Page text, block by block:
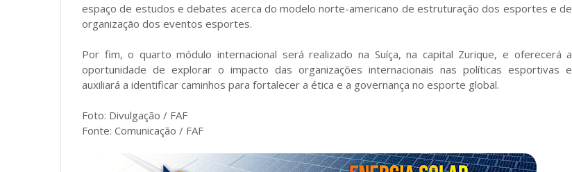
espaço de estudos e debates acerca do modelo norte-americano de estruturação dos esportes e de
organização dos eventos esportes.
Por fim, o quarto módulo internacional será realizado na Suíça, na capital Zurique, e oferecerá a
oportunidade de explorar o impacto das organizações internacionais nas políticas esportivas e
auxiliará a identificar caminhos para fortalecer a ética e a governança no esporte global.
Foto: Divulgação / FAF
Fonte: Comunicação / FAF